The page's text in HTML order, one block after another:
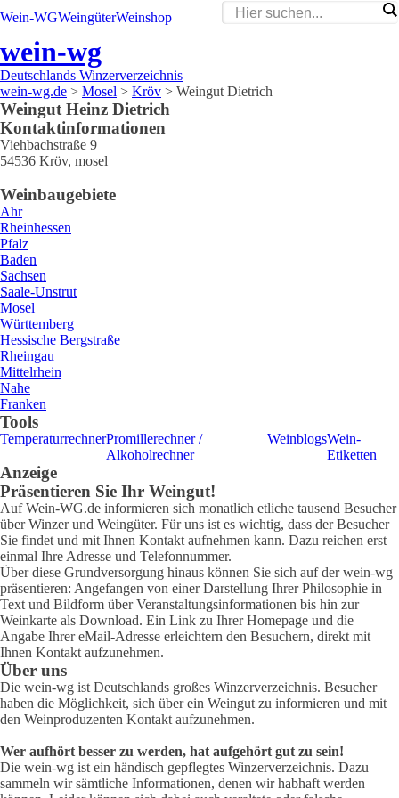
Wein-WGWeingüterWeinshop
wein-wg
Deutschlands Winzerverzeichnis
wein-wg.de > Mosel > Kröv > Weingut Dietrich
Weingut Heinz Dietrich
Kontaktinformationen
Viehbachstraße 9
54536 Kröv, mosel
Weinbaugebiete
Ahr
Rheinhessen
Pfalz
Baden
Sachsen
Saale-Unstrut
Mosel
Württemberg
Hessische Bergstraße
Rheingau
Mittelrhein
Nahe
Franken
Tools
TemperaturrechnerPromillerechner /
Alkoholrechner
WeinblogsWein-
Etiketten
Anzeige
Präsentieren Sie Ihr Weingut!
Auf Wein-WG.de informieren sich monatlich etliche tausend Besucher
über Winzer und Weingüter. Für uns ist es wichtig, dass der Besucher
Sie findet und mit Ihnen Kontakt aufnehmen kann. Dazu reichen erst
einmal Ihre Adresse und Telefonnummer.
Über diese Grundversorgung hinaus können Sie sich auf der wein-wg
präsentieren: Angefangen von einer Darstellung Ihrer Philosophie in
Text und Bildform über Veranstaltungsinformationen bis hin zur
Weinkarte als Download. Ein Link zu Ihrer Homepage und die
Angabe Ihrer eMail-Adresse erleichtern den Besuchern, direkt mit
Ihnen Kontakt aufzunehmen.
Über uns
Die wein-wg ist Deutschlands großes Winzerverzeichnis. Besucher
haben die Möglichkeit, sich über ein Weingut zu informieren und mit
den Weinproduzenten Kontakt aufzunehmen.
Wer aufhört besser zu werden, hat aufgehört gut zu sein!
Die wein-wg ist ein händisch gepflegtes Winzerverzeichnis. Dazu
sammeln wir sämtliche Informationen, denen wir habhaft werden